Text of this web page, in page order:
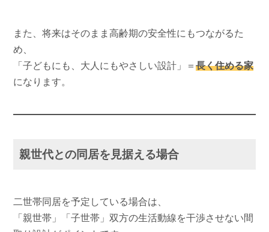
また、将来はそのまま高齢期の安全性にもつながるた
め、
「子どもにも、大人にもやさしい設計」＝長く住める家
になります。
親世代との同居を見据える場合
二世帯同居を予定している場合は、
「親世帯」「子世帯」双方の生活動線を干渉させない間